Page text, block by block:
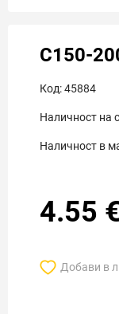
C150-
Код:45884
Наличност на
Наличност в
4.55 €
Добави в